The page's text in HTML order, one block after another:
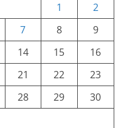
1
2
7 8
9
14 15
16
21 22
23
28 29
30